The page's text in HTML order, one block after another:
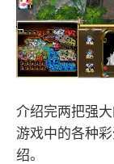
介绍完两把强
游戏中的各种
绍。